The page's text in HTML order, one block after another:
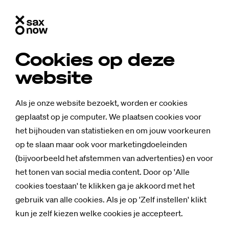
Cookies op deze
website
Als je onze website bezoekt, worden er cookies
geplaatst op je computer. We plaatsen cookies voor
het bijhouden van statistieken en om jouw voorkeuren
op te slaan maar ook voor marketingdoeleinden
(bijvoorbeeld het afstemmen van advertenties) en voor
het tonen van social media content. Door op 'Alle
cookies toestaan' te klikken ga je akkoord met het
gebruik van alle cookies. Als je op 'Zelf instellen' klikt
kun je zelf kiezen welke cookies je accepteert.